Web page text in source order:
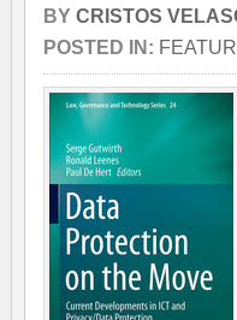
BY CRISTOS
POSTED IN: